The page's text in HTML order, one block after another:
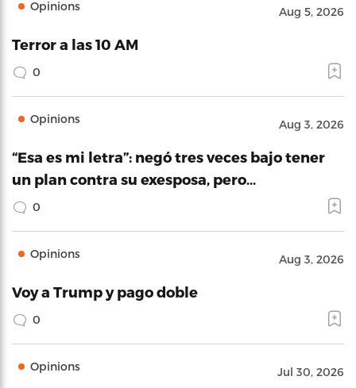
Opinions Aug 5, 2026
Terror a las 10 AM
0
Opinions Aug 3, 2026
“Esa es mi letra”: negó tres veces bajo tener
un plan contra su exesposa, pero…
0
Opinions Aug 3, 2026
Voy a Trump y pago doble
0
Opinions Jul 30, 2026